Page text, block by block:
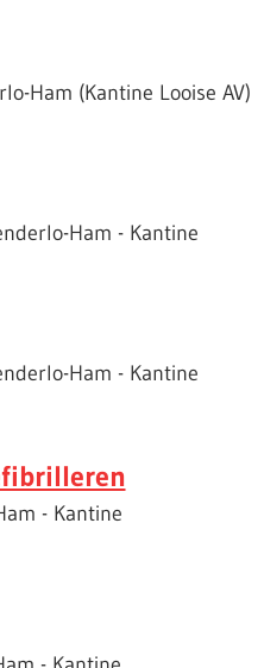
Ham (Kantine Looise AV)
Ham - Kantine
Ham - Kantine
- Kantine